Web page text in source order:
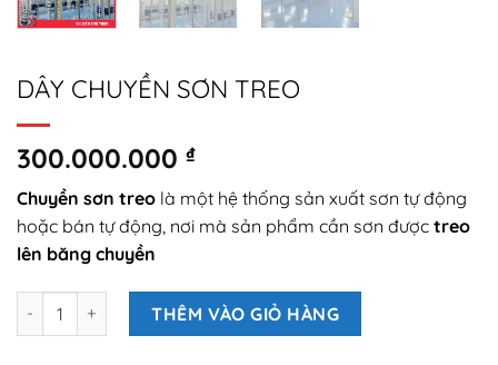
DÂY CHUYỀN SƠN TREO
300.000.000 ₫
Chuyền sơn treo là một hệ thống sản xuất sơn tự động
hoặc bán tự động, nơi mà sản phẩm cần sơn được treo
lên băng chuyền
DÂY CHUYỀN SƠN TREO số lượng
THÊM VÀO GIỎ HÀNG